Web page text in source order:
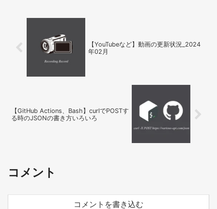
【YouTubeなど】動画の更新状況_2024
年02月
【GitHub Actions、Bash】curlでPOSTす
る時のJSONの書き方いろいろ
コメント
コメントを書き込む